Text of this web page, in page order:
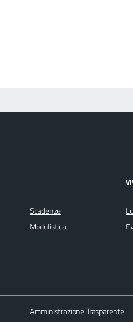
Scadenze
Modulistica
Amministrazione Trasparente